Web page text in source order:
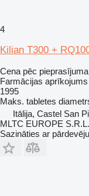
4
Kilian T300 +
Cena pēc pieprasījuma
Farmācijas
1995
Maks. tabletes
Itālija, Castel San
MLTC EUROPE S.R.L.
Sazināties ar pārdevēju